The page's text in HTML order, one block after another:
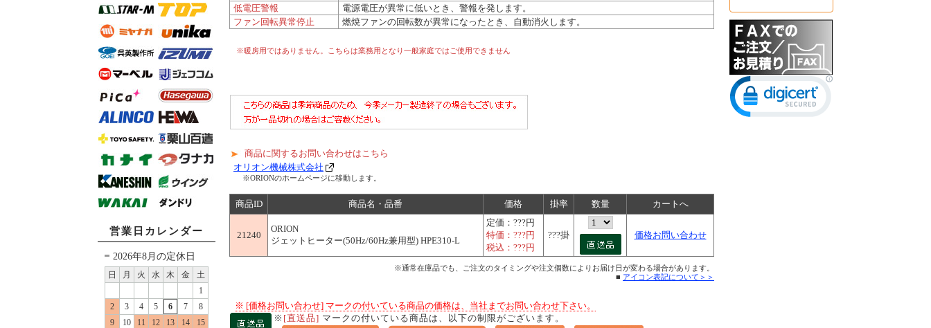
営業日カレンダー
2026年8月の定休日
日 月 火 水 木 金
土
1
2
3 4 5 6 7
8
9
10 11 12 13 14
15
低電圧警報
電源電圧が異常に低いとき、警報を発します。
ファン回転異常停止
燃焼ファンの回転数が異常になったとき、自動消火します。
※暖房用ではありません。こちらは業務用となり一般家庭ではご使用できません
商品に関するお問い合わせはこちら
オリオン機械株式会社
※ORIONのホームページに移動します。
商品ID 商品名・品番 価格 掛率 数量 カートへ
21240
ORION
ジェットヒーター(50Hz/60Hz兼用型) HPE310-L
定価： ???円
特価： ???円
税込： ???円
???掛 価格お問い合わせ
※通常在庫品でも、ご注文のタイミングや注文個数によりお届け日が変わる場合があります。
■ アイコン表記について＞＞
※ [価格お問い合わせ] マークの付いている商品の価格は、当社までお問い合わせ下さい。
※ [直送品] マークの付いている商品は、以下の制限がございます。